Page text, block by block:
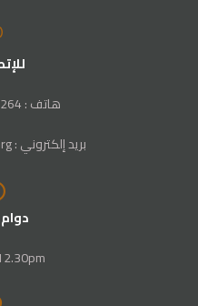
هاتف : 442264 (6) 961+
بريد إلكتروني : info@archtripoli.org